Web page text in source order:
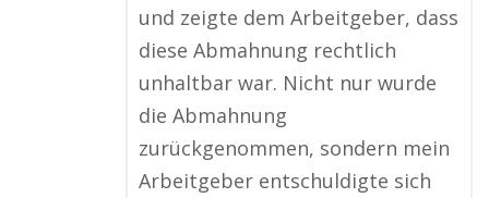
und zeigte dem Arbeitgeber, dass
diese Abmahnung rechtlich
unhaltbar war. Nicht nur wurde
die Abmahnung
zurückgenommen, sondern mein
Arbeitgeber entschuldigte sich